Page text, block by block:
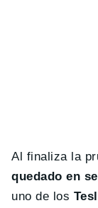
Al finaliza la
quedado en
uno de los